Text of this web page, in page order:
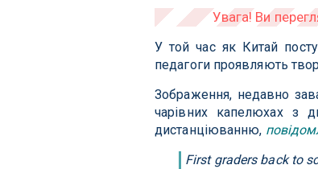
У той час як Китай
педагоги проявляють
Зображення, недавно
чарівних капелюхах з
дистанціюванню,
First graders back to